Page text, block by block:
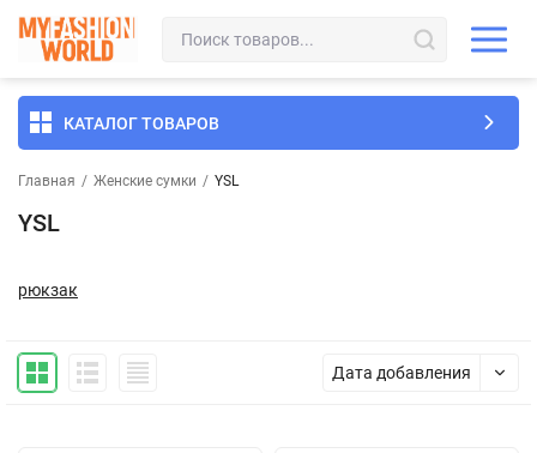
КАТАЛОГ ТОВАРОВ
Главная / Женские сумки / YSL
YSL
рюкзак
Дата добавления